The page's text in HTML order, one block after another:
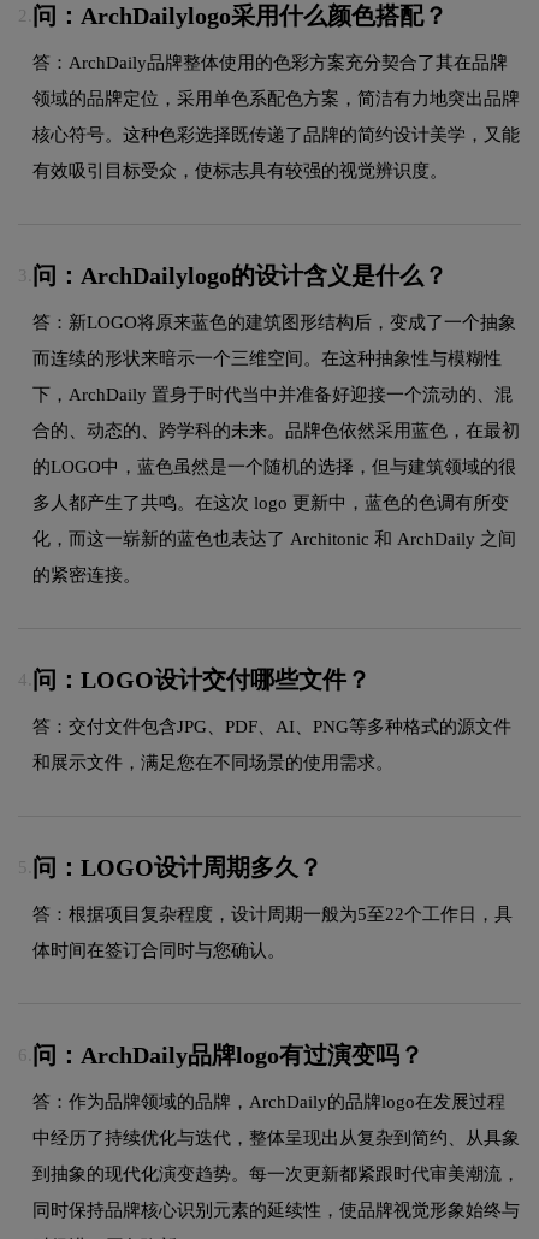
2. 问：ArchDailylogo采用什么颜色搭配？
答：ArchDaily品牌整体使用的色彩方案充分契合了其在品牌
领域的品牌定位，采用单色系配色方案，简洁有力地突出品牌
核心符号。这种色彩选择既传递了品牌的简约设计美学，又能
有效吸引目标受众，使标志具有较强的视觉辨识度。
3. 问：ArchDailylogo的设计含义是什么？
答：新LOGO将原来蓝色的建筑图形结构后，变成了一个抽象
而连续的形状来暗示一个三维空间。在这种抽象性与模糊性
下，ArchDaily 置身于时代当中并准备好迎接一个流动的、混
合的、动态的、跨学科的未来。品牌色依然采用蓝色，在最初
的LOGO中，蓝色虽然是一个随机的选择，但与建筑领域的很
多人都产生了共鸣。在这次 logo 更新中，蓝色的色调有所变
化，而这一崭新的蓝色也表达了 Architonic 和 ArchDaily 之间
的紧密连接。
4. 问：LOGO设计交付哪些文件？
答：交付文件包含JPG、PDF、AI、PNG等多种格式的源文件
和展示文件，满足您在不同场景的使用需求。
5. 问：LOGO设计周期多久？
答：根据项目复杂程度，设计周期一般为5至22个工作日，具
体时间在签订合同时与您确认。
6. 问：ArchDaily品牌logo有过演变吗？
答：作为品牌领域的品牌，ArchDaily的品牌logo在发展过程
中经历了持续优化与迭代，整体呈现出从复杂到简约、从具象
到抽象的现代化演变趋势。每一次更新都紧跟时代审美潮流，
同时保持品牌核心识别元素的延续性，使品牌视觉形象始终与